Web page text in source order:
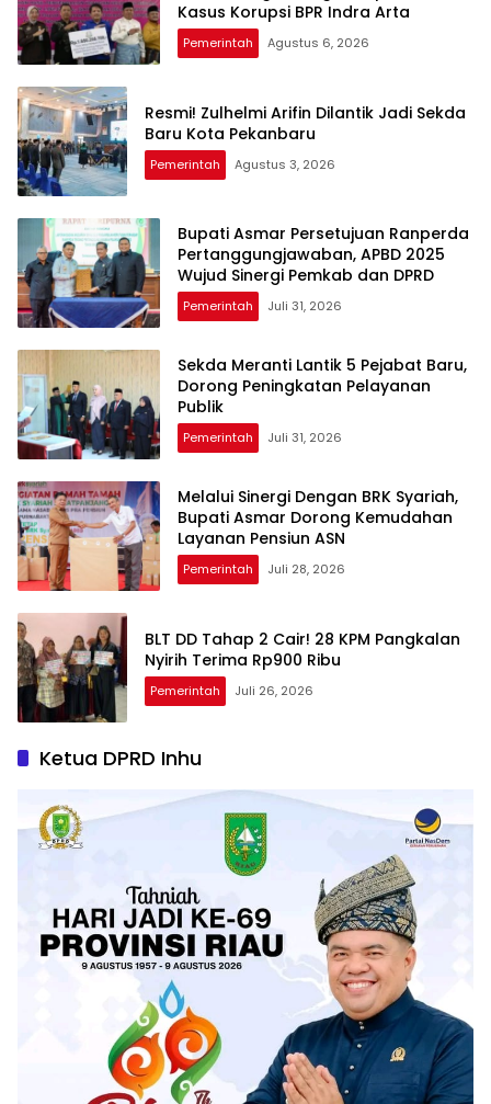
Kasus Korupsi BPR Indra Arta
Pemerintah Agustus 6, 2026
Resmi! Zulhelmi Arifin Dilantik Jadi Sekda
Baru Kota Pekanbaru
Pemerintah Agustus 3, 2026
Bupati Asmar Persetujuan Ranperda
Pertanggungjawaban, APBD 2025
Wujud Sinergi Pemkab dan DPRD
Pemerintah Juli 31, 2026
Sekda Meranti Lantik 5 Pejabat Baru,
Dorong Peningkatan Pelayanan
Publik
Pemerintah Juli 31, 2026
Melalui Sinergi Dengan BRK Syariah,
Bupati Asmar Dorong Kemudahan
Layanan Pensiun ASN
Pemerintah Juli 28, 2026
BLT DD Tahap 2 Cair! 28 KPM Pangkalan
Nyirih Terima Rp900 Ribu
Pemerintah Juli 26, 2026
Ketua DPRD Inhu